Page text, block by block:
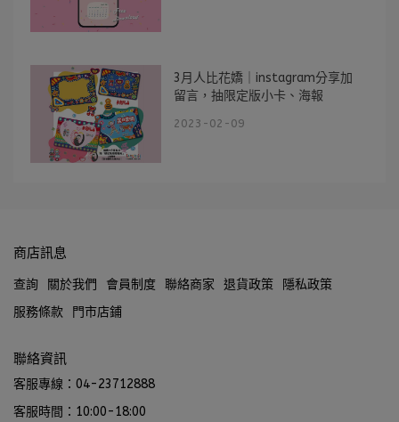
3月人比花嬌｜instagram分享加
留言，抽限定版小卡、海報
2023-02-09
商店訊息
查詢 關於我們 會員制度 聯絡商家 退貨政策
隱私政策
服務條款
門市店鋪
聯絡資訊
客服專線：04-23712888
客服時間：10:00-18:00